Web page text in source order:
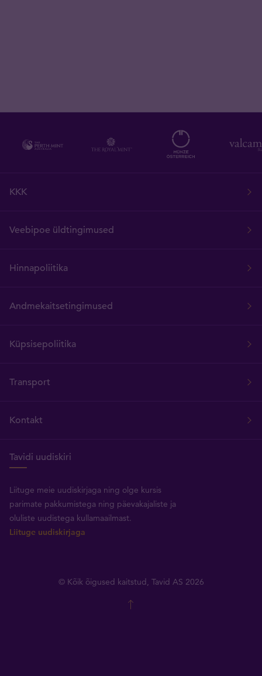
KKK
Veebipoe üldtingimused
Hinnapoliitika
Andmekaitsetingimused
Küpsisepoliitika
Transport
Kontakt
Tavidi uudiskiri
Liituge meie uudiskirjaga ning olge kursis
parimate pakkumistega ning päevakajaliste ja
oluliste uudistega kullamaailmast.
Liituge uudiskirjaga
© Kõik õigused kaitstud, Tavid AS 2026